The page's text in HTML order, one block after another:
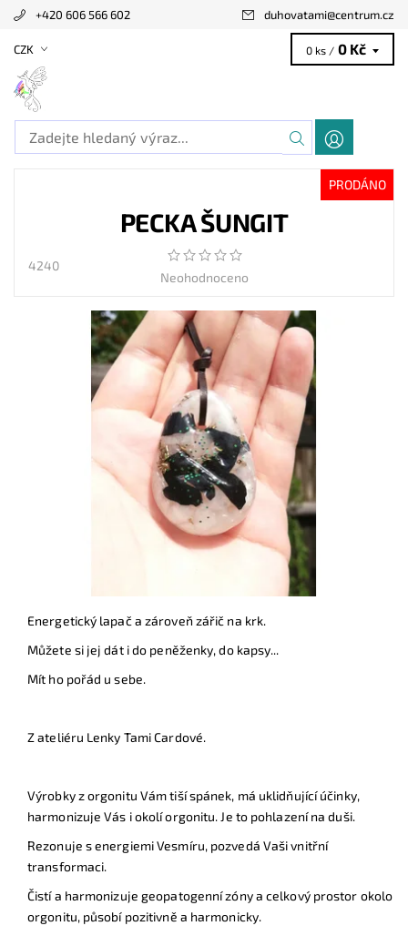
+420 606 566 602 duhovatami@centrum.cz
CZK 0 ks / 0 Kč
PRODÁNO
PECKA ŠUNGIT
4240
Neohodnoceno
Energetický lapač a zároveň zářič na krk.
Můžete si jej dát i do peněženky, do kapsy...
Mít ho pořád u sebe.
Z ateliéru Lenky Tami Cardové.
Výrobky z orgonitu Vám tiší spánek, má uklidňující účinky,
harmonizuje Vás i okolí orgonitu. Je to pohlazení na duši.
Rezonuje s energiemi Vesmíru, pozvedá Vaši vnitřní
transformaci.
Čistí a harmonizuje geopatogenní zóny a celkový prostor okolo
orgonitu, působí pozitivně a harmonicky.